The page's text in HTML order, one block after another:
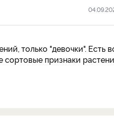
только "девочки". Есть
сортовые признаки